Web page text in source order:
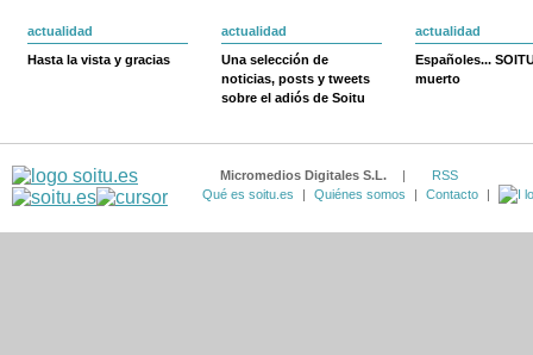
actualidad
Hasta la vista y gracias
actualidad
Una selección de
noticias, posts y tweets
sobre el adiós de Soitu
actualidad
Españoles...
muerto
Micromedios Digitales S.L. |
RSS
Qué es soitu.es
| Quiénes somos | Contacto |